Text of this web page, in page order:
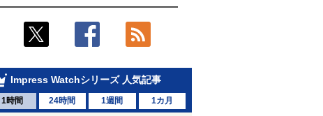
Impress Watchシリーズ 人気記事
1時間 24時間 1週間 1カ月